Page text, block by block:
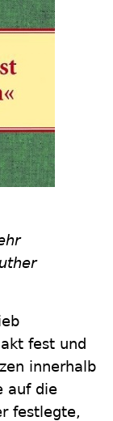
fest und
innerhalb
auf die
festlegte,